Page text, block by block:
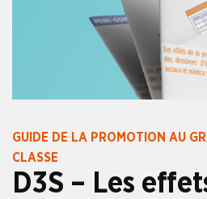
GUIDE DE LA PROMOTION AU
CLASSE
D3S – Les